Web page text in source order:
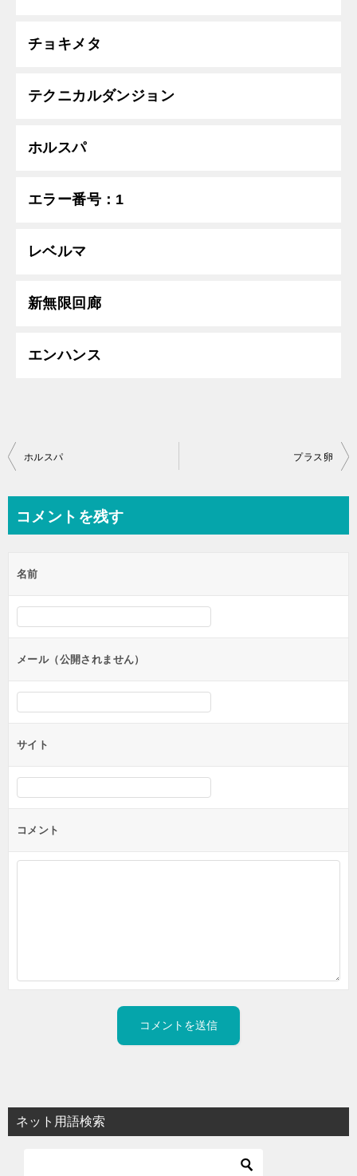
チョキメタ
テクニカルダンジョン
ホルスパ
エラー番号：1
レベルマ
新無限回廊
エンハンス
投
ビ
ー
シ
ン
ホルスパ プラス卵
コメントを残す
名前
メール（公開されません）
サイト
コメント
ネット用語検索